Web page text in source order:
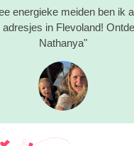
energieke meiden ben ik
in Flevoland!
Nathanya"